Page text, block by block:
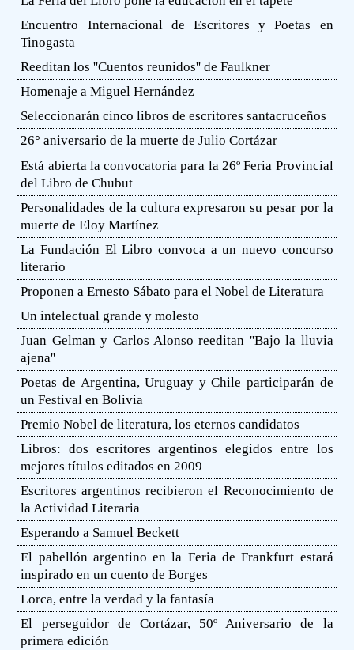
Encuentro Internacional de Escritores y Poetas en
Tinogasta
Reeditan los ''Cuentos reunidos'' de Faulkner
Homenaje a Miguel Hernández
Seleccionarán cinco libros de escritores santacruceños
26° aniversario de la muerte de Julio Cortázar
Está abierta la convocatoria para la 26º Feria Provincial
del Libro de Chubut
Personalidades de la cultura expresaron su pesar por la
muerte de Eloy Martínez
La Fundación El Libro convoca a un nuevo concurso
literario
Proponen a Ernesto Sábato para el Nobel de Literatura
Un intelectual grande y molesto
Juan Gelman y Carlos Alonso reeditan ''Bajo la lluvia
ajena''
Poetas de Argentina, Uruguay y Chile participarán de
un Festival en Bolivia
Premio Nobel de literatura, los eternos candidatos
Libros: dos escritores argentinos elegidos entre los
mejores títulos editados en 2009
Escritores argentinos recibieron el Reconocimiento de
la Actividad Literaria
Esperando a Samuel Beckett
El pabellón argentino en la Feria de Frankfurt estará
inspirado en un cuento de Borges
Lorca, entre la verdad y la fantasía
El perseguidor de Cortázar, 50º Aniversario de la
primera edición